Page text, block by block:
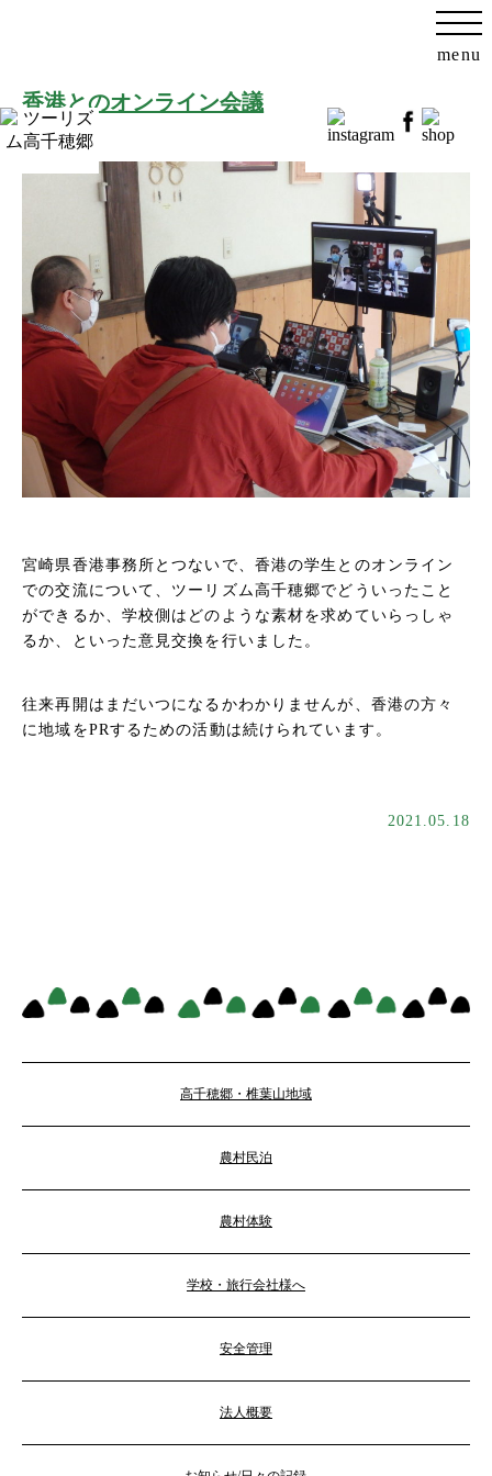
menu
香港とのオンライン会議
宮崎県香港事務所とつないで、香港の学生とのオンライン
での交流について、ツーリズム高千穂郷でどういったこと
ができるか、学校側はどのような素材を求めていらっしゃ
るか、といった意見交換を行いました。
往来再開はまだいつになるかわかりませんが、香港の方々
に地域をPRするための活動は続けられています。
2021.05.18
高千穂郷・椎葉山地域
農村民泊
農村体験
学校・旅行会社様へ
安全管理
法人概要